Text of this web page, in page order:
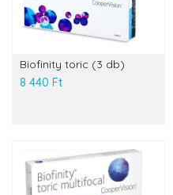
Biofinity toric (3 db)
8 440 Ft